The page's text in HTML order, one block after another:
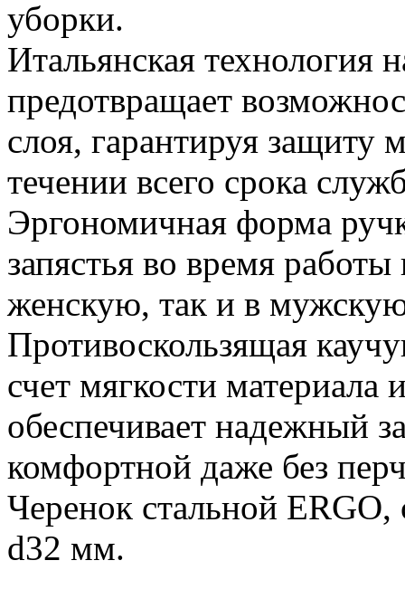
уборки.
Итальянская технология
предотвращает
слоя, гарантируя защиту
течении всего срока
Эргономичная форма
запястья во время
женскую, так и в
Противоскользящая
счет мягкости
обеспечивает надежный
комфортной даже без
Черенок стальной
d32 мм.